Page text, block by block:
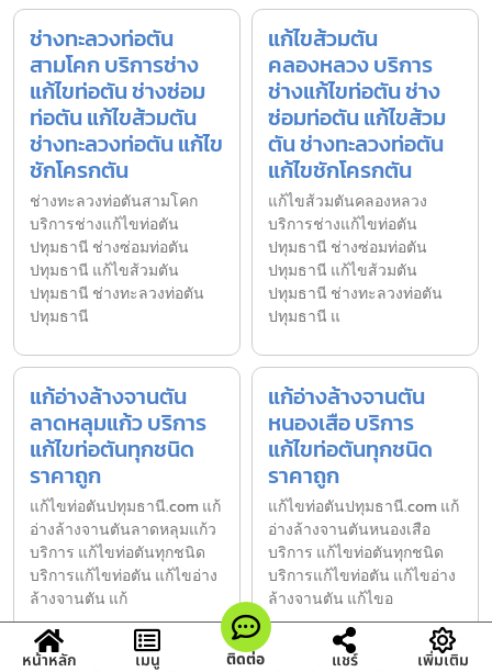
ช่างทะลวงท่อตัน
สามโคก บริการช่าง
แก้ไขท่อตัน ช่างซ่อม
ท่อตัน แก้ไขส้วมตัน
ช่างทะลวงท่อตัน แก้ไข
ชักโครกตัน
ช่างทะลวงท่อตันสามโคก
บริการช่างแก้ไขท่อตัน
ปทุมธานี ช่างซ่อมท่อตัน
ปทุมธานี แก้ไขส้วมตัน
ปทุมธานี ช่างทะลวงท่อตัน
ปทุมธานี
แก้ไขส้วมตัน
คลองหลวง บริการ
ช่างแก้ไขท่อตัน ช่าง
ซ่อมท่อตัน แก้ไขส้วม
ตัน ช่างทะลวงท่อตัน
แก้ไขชักโครกตัน
แก้ไขส้วมตันคลองหลวง
บริการช่างแก้ไขท่อตัน
ปทุมธานี ช่างซ่อมท่อตัน
ปทุมธานี แก้ไขส้วมตัน
ปทุมธานี ช่างทะลวงท่อตัน
ปทุมธานี แ
แก้อ่างล้างจานตัน
ลาดหลุมแก้ว บริการ
แก้ไขท่อตันทุกชนิด
ราคาถูก
แก้ไขท่อตันปทุมธานี.com แก้
อ่างล้างจานตันลาดหลุมแก้ว
บริการ แก้ไขท่อตันทุกชนิด
บริการแก้ไขท่อตัน แก้ไขอ่าง
ล้างจานตัน แก้
แก้อ่างล้างจานตัน
หนองเสือ บริการ
แก้ไขท่อตันทุกชนิด
ราคาถูก
แก้ไขท่อตันปทุมธานี.com แก้
อ่างล้างจานตันหนองเสือ
บริการ แก้ไขท่อตันทุกชนิด
บริการแก้ไขท่อตัน แก้ไขอ่าง
ล้างจานตัน แก้ไขอ
หน้าหลัก เมนู ติดต่อ แชร์ เพิ่มเติม